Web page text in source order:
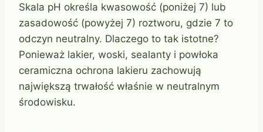
Skala pH określa kwasowość (poniżej 7) lub
zasadowość (powyżej 7) roztworu, gdzie 7 to
odczyn neutralny. Dlaczego to tak istotne?
Ponieważ lakier, woski, sealanty i powłoka
ceramiczna ochrona lakieru zachowują
największą trwałość właśnie w neutralnym
środowisku.